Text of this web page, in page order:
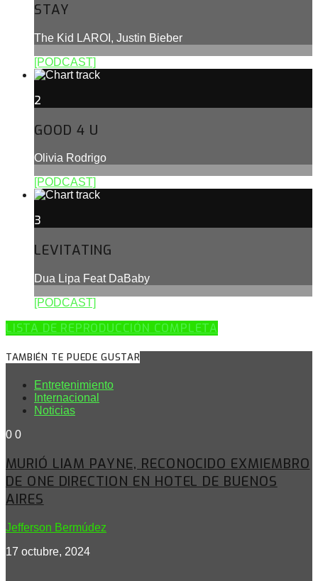
STAY
The Kid LAROI, Justin Bieber
[PODCAST]
2
GOOD 4 U
Olivia Rodrigo
[PODCAST]
3
LEVITATING
Dua Lipa Feat DaBaby
[PODCAST]
LISTA DE REPRODUCCIÓN COMPLETA
TAMBIÉN TE PUEDE GUSTAR
Entretenimiento
Internacional
Noticias
0 0
MURIÓ LIAM PAYNE, RECONOCIDO EXMIEMBRO
DE ONE DIRECTION EN HOTEL DE BUENOS
AIRES
Jefferson Bermúdez
17 octubre, 2024